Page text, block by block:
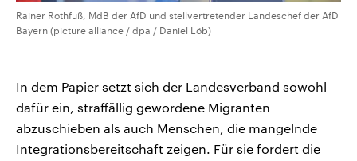
Rainer Rothfuß, MdB der AfD und stellvertretender Landeschef der AfD
Bayern (picture alliance / dpa / Daniel Löb)
In dem Papier setzt sich der Landesverband sowohl
dafür ein, straffällig gewordene Migranten
abzuschieben als auch Menschen, die mangelnde
Integrationsbereitschaft zeigen. Für sie fordert die